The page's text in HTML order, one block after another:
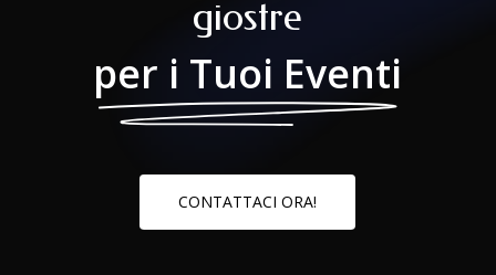
giostre
per i Tuoi Eventi
CONTATTACI ORA!